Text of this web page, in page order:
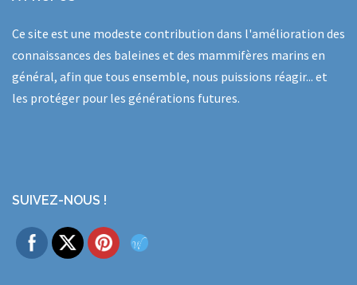
Ce site est une modeste contribution dans l'amélioration des
connaissances des baleines et des mammifères marins en
général, afin que tous ensemble, nous puissions réagir... et
les protéger pour les générations futures.
SUIVEZ-NOUS !